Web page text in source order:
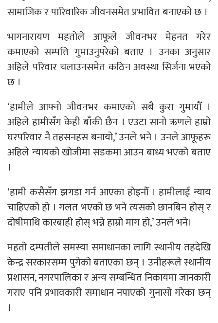
सामाजिक र पारिवारिक जीवनसमेत प्रभावित बनाएको छ ।
भागनारायण महतोले आफूले जीवनभर मेहनत गरेर
कमाएको सम्पत्ति गुमाउनुपरेको बताए । उनका अनुसार
अहिले परिवार चलाउनसमेत कठिन अवस्था सिर्जना भएको
छ ।
‘हामीले आफ्नो जीवनभर कमाएको सबै कुरा गुमायौँ ।
अहिले हामीसँग केही बाँकी छैन । एउटा सानो ऋणले हाम्रो
घरपरिवार नै तहसनहस बनायो,’ उनले भने । उनले आफूहरू
अहिले न्यायको खोजीमा सडकमा आउन बाध्य भएको बताए
।
‘हामी कसैसँग झगडा गर्न आएका होइनौँ । हामीलाई न्याय
चाहिएको हो । गलत भएको छ भने त्यसको छानबिन होस् र
दोषीमाथि कारबाही होस् भन्ने हाम्रो माग हो,’ उनले भने।
महतो दम्पतीले समस्या समाधानका लागि स्थानीय तहदेखि
केन्द्र सरकारसम्म पुगेको बताएका छन् । उनीहरूले स्थानीय
प्रशासन, नगरपालिका र अन्य सम्बन्धित निकायमा जानकारी
गराए पनि प्रभावकारी समाधान नपाएको गुनासो गरेका छन्
।